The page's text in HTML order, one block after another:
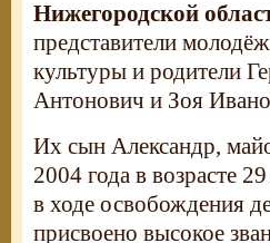
Нижегородской
представители
культуры и родители
Антонович и Зоя
Их сын Александр,
2004 года в возрасте
в ходе освобождения
присвоено высокое